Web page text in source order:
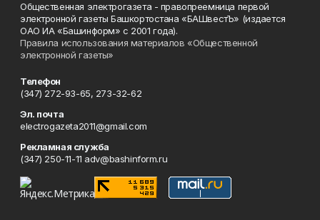
Общественная электрогазета - правопреемница первой
электронной газеты Башкортостана «БАШвестЪ» (издается
ОАО ИА «Башинформ» с 2001 года).
Правила использования материалов «Общественной
электронной газеты»
Телефон
(347) 272-93-65, 273-32-62
Эл. почта
electrogazeta2011@gmail.com
Рекламная служба
(347) 250-11-11 adv@bashinform.ru